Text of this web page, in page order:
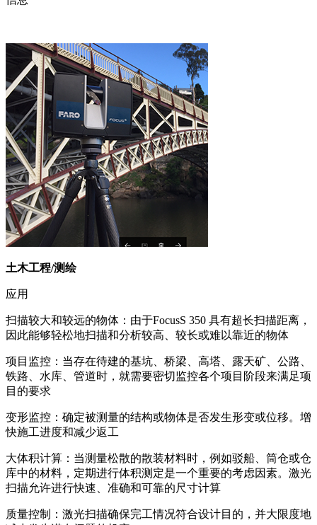
土木工程/测绘
应用
扫描较大和较远的物体：由于FocusS 350 具有超长扫描距离，
因此能够轻松地扫描和分析较高、较长或难以靠近的物体
项目监控：当存在待建的基坑、桥梁、高塔、露天矿、公路、
铁路、水库、管道时，就需要密切监控各个项目阶段来满足项
目的要求
变形监控：确定被测量的结构或物体是否发生形变或位移。增
快施工进度和减少返工
大体积计算：当测量松散的散装材料时，例如驳船、筒仓或仓
库中的材料，定期进行体积测定是一个重要的考虑因素。激光
扫描允许进行快速、准确和可靠的尺寸计算
质量控制：激光扫描确保完工情况符合设计目的，并大限度地